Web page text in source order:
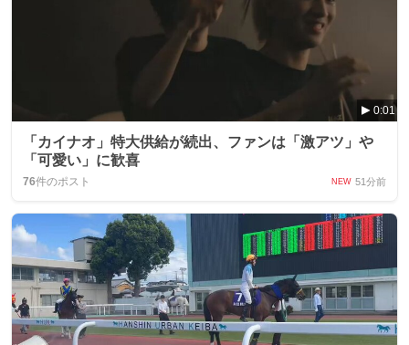
0:01
「カイナオ」特大供給が続出、ファンは「激アツ」や
「可愛い」に歓喜
76件のポスト NEW 51分前